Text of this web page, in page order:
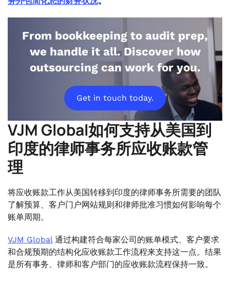
From bookkeeping to audit prep,
we handle it all. Discover how
outsourcing can work for you.
Get in touch today.
VJM Global如何支持从美国到
印度的律师事务所应收账款管
理
将应收账款工作从美国转移到印度的律师事务所需要的团队
了解预算、客户门户网站规则和律师批准习惯如何影响每个
账单周期。
VJM Global通过构建符合每家公司的账单模式、客户要求
和合规预期的结构化应收账款工作流程来支持这一点。结果
是所有事务、律师和客户部门的应收账款流程保持一致。